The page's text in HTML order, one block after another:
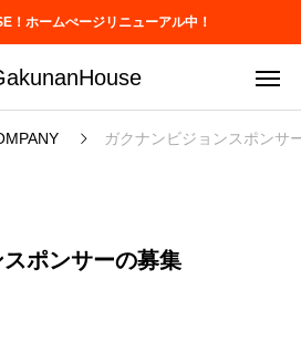
！ホームぺージリニューアル中！
ガクナンビジョンスポンサ
ポンサーの募集